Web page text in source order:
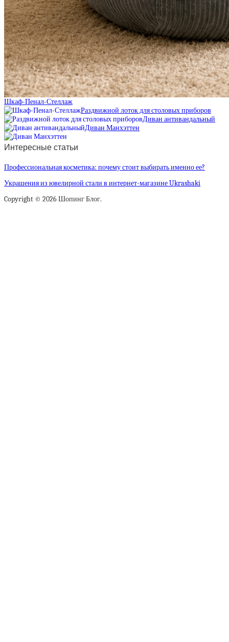
Шкаф-Пенал-Стеллаж
Раздвижной лоток для столовых приборов
Диван антивандальный
Диван Манхэттен
Интересные статьи
Профессиональная косметика: почему стоит выбирать именно ее?
Украшения из ювелирной стали в интернет-магазине Ukrashaki
Copyright © 2026 Шопинг Блог.